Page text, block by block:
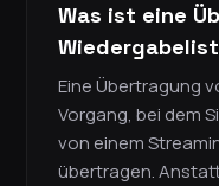
Was ist eine
Eine Übertragung
Vorgang, bei dem
von einem
übertragen.